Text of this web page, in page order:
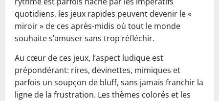
quotidiens, les jeux rapides peuvent devenir le «
miroir » de ces après-midis où tout le monde
souhaite s’amuser sans trop réfléchir.
Au cœur de ces jeux, l’aspect ludique est
prépondérant: rires, devinettes, mimiques et
parfois un soupçon de bluff, sans jamais franchir la
ligne de la frustration. Les thèmes colorés et les